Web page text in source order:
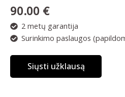
90.00 €
2 metų garantija
Surinkimo paslaugos
Siųsti užklausą